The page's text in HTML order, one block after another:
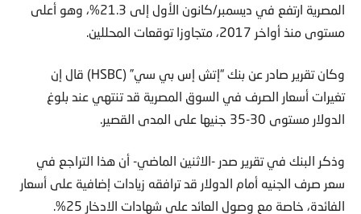
المصرية ارتفع في ديسمبر/كانون الأول إلى 21.3%، وهو أعلى
مستوى منذ أواخر 2017، متجاوزا توقعات المحللين.
وكان تقرير صادر عن بنك “إتش إس بي سي” (HSBC) قال إن
تغيرات أسعار الصرف في السوق المصرية قد تنتهي عند بلوغ
الدولار مستوى 30-35 جنيها على المدى القصير.
وذكر البنك في تقرير صدر -الاثنين الماضي- أن هذا التراجع في
سعر صرف الجنيه أمام الدولار قد ترافقه زيادات إضافية على أسعار
الفائدة، خاصة مع وصول العائد على شهادات الادخار 25%.